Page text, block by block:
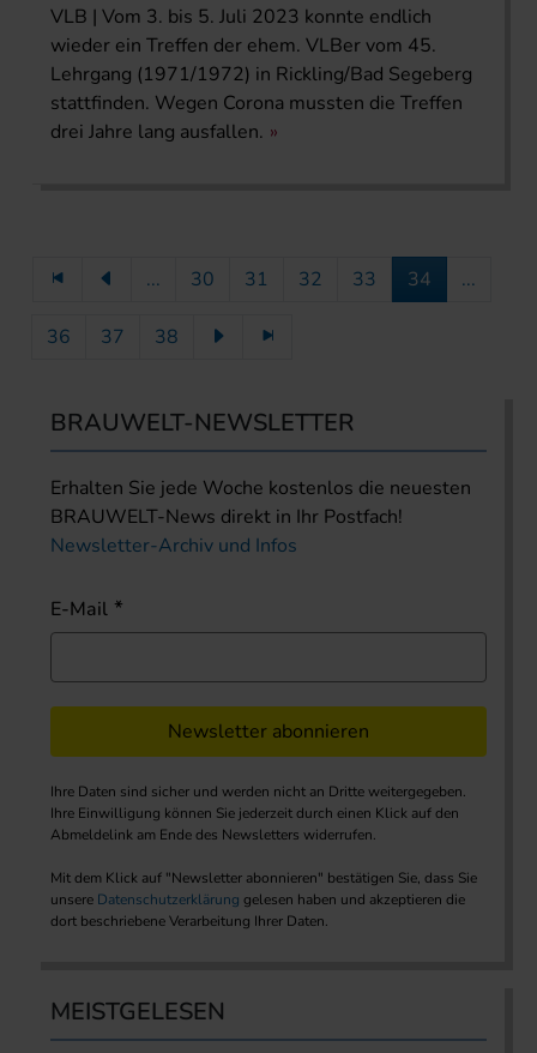
VLB | Vom 3. bis 5. Juli 2023 konnte endlich
wieder ein Treffen der ehem. VLBer vom 45.
Lehrgang (1971/1972) in Rickling/Bad Segeberg
stattfinden. Wegen Corona mussten die Treffen
drei Jahre lang ausfallen.
... 30 31 32 33 34 ...
36 37 38
BRAUWELT-NEWSLETTER
Erhalten Sie jede Woche kostenlos die neuesten
BRAUWELT-News direkt in Ihr Postfach!
Newsletter-Archiv und Infos
E-Mail
Newsletter abonnieren
Ihre Daten sind sicher und werden nicht an Dritte weitergegeben.
Ihre Einwilligung können Sie jederzeit durch einen Klick auf den
Abmeldelink am Ende des Newsletters widerrufen.
Mit dem Klick auf "Newsletter abonnieren" bestätigen Sie, dass Sie
unsere Datenschutzerklärung gelesen haben und akzeptieren die
dort beschriebene Verarbeitung Ihrer Daten.
MEISTGELESEN